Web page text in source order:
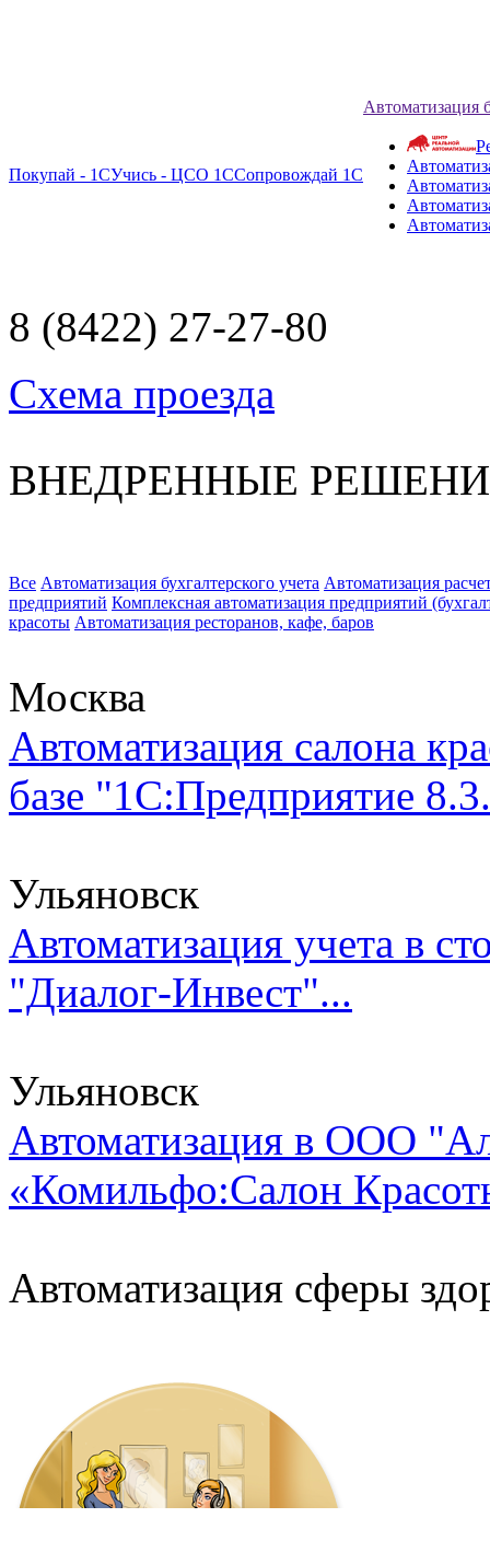
Покупай - 1СУчись - ЦСО 1ССопровождай 1С
Автоматизация
8 (8422) 27-27-80
Схема проезда
ВНЕДРЕННЫЕ
Все Автоматизация бухгалтерского учета Автоматизация
предприятий Комплексная автоматизация предприятий
красоты Автоматизация ресторанов, кафе, баров
Москва
Автоматизация салона
базе "1С:Предприятие
Ульяновск
Автоматизация учета в
"Диалог-Инвест"...
Ульяновск
Автоматизация в ООО
«Комильфо:Салон
Автоматизация сферы